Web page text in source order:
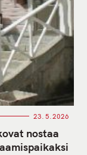
23.5.2026
nostaa